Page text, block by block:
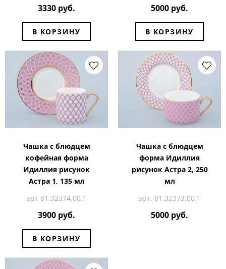
3330 руб.
В КОРЗИНУ
5000 руб.
В КОРЗИНУ
Чашка с блюдцем
кофейная форма
Идиллия рисунок
Астра 1, 135 мл
арт 81.32374.00.1
3900 руб.
В КОРЗИНУ
Чашка с блюдцем
форма Идиллия
рисунок Астра 2, 250
мл
арт. 81.32373.00.1
5000 руб.